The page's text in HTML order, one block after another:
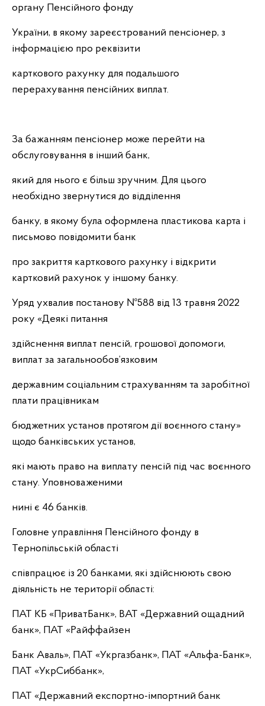
органу Пенсійного фонду
України, в якому зареєстрований пенсіонер, з
інформацією про реквізити
карткового рахунку для подальшого
перерахування пенсійних виплат.
За бажанням пенсіонер може перейти на
обслуговування в інший банк,
який для нього є більш зручним. Для цього
необхідно звернутися до відділення
банку, в якому була оформлена пластикова карта і
письмово повідомити банк
про закриття карткового рахунку і відкрити
картковий рахунок у іншому банку.
Уряд ухвалив постанову №588 від 13 травня 2022
року «Деякі питання
здійснення виплат пенсій, грошової допомоги,
виплат за загальнообов’язковим
державним соціальним страхуванням та заробітної
плати працівникам
бюджетних установ протягом дії воєнного стану»
щодо банківських установ,
які мають право на виплату пенсій під час воєнного
стану. Уповноваженими
нині є 46 банків.
Головне управління Пенсійного фонду в
Тернопільській області
співпрацює із 20 банками, які здійснюють свою
діяльність не території області:
ПАТ КБ «ПриватБанк», ВАТ «Державний ощадний
банк», ПАТ «Райффайзен
Банк Аваль», ПАТ «Укргазбанк», ПАТ «Альфа-Банк»,
ПАТ «УкрСиббанк»,
ПАТ «Державний експортно-імпортний банк